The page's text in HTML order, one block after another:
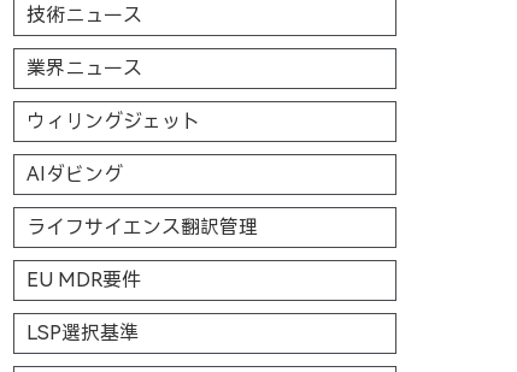
技術ニュース
業界ニュース
ウィリングジェット
AIダビング
ライフサイエンス翻訳管理
EU MDR要件
LSP選択基準